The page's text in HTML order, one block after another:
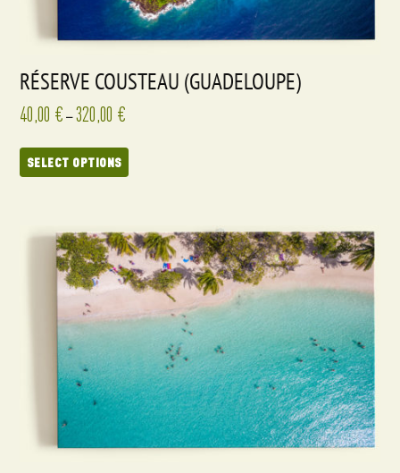
RÉSERVE COUSTEAU (GUADELOUPE)
40,00 € –320,00 €
SELECT OPTIONS